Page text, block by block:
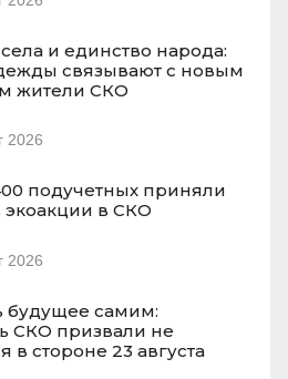
и единство народа:
связывают с новым
жители СКО
2026
подучетных приняли
экоакции в СКО
2026
будущее самим:
СКО призвали не
в стороне 23 августа